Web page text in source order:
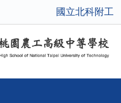
國立北科附工